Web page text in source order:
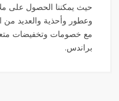
حيث يمكننا الحصول على
وعطور وأحذية والعديد من
مع خصومات وتخفيضات
براندس.